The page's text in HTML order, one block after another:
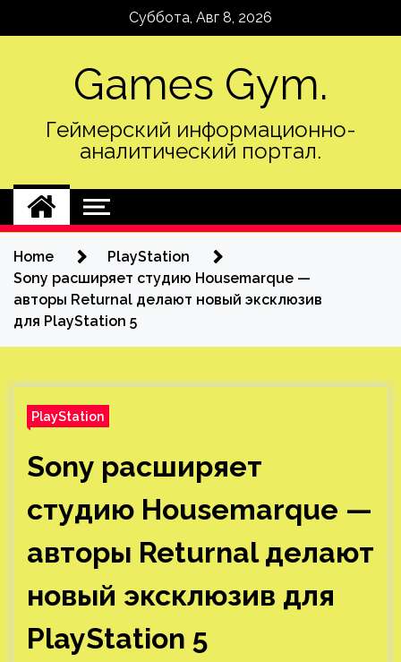
Суббота, Авг 8, 2026
Games Gym.
Геймерский информационно-
аналитический портал.
Home
PlayStation
Sony расширяет студию Housemarque —
авторы Returnal делают новый эксклюзив
для PlayStation 5
PlayStation
Sony расширяет
студию Housemarque —
авторы Returnal делают
новый эксклюзив для
PlayStation 5